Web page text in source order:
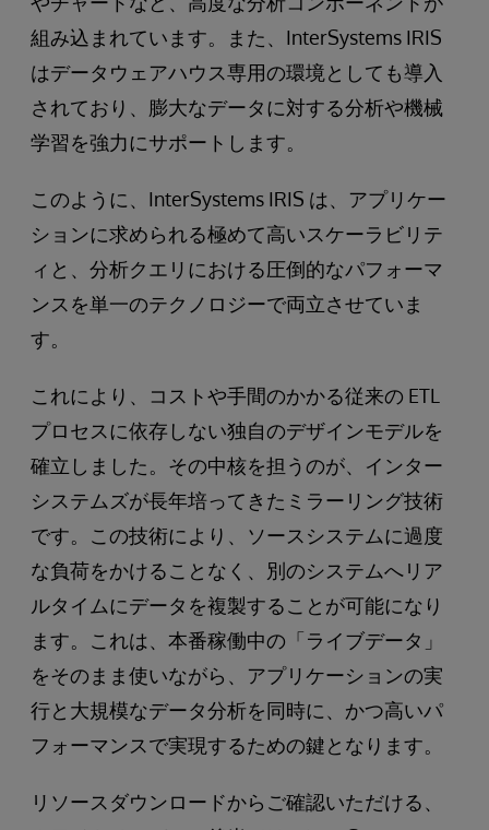
組み込まれています。また、InterSystems IRIS
はデータウェアハウス専用の環境としても導入
されており、膨大なデータに対する分析や機械
学習を強力にサポートします。
このように、InterSystems IRIS は、アプリケー
ションに求められる極めて高いスケーラビリテ
ィと、分析クエリにおける圧倒的なパフォーマ
ンスを単一のテクノロジーで両立させていま
す。
これにより、コストや手間のかかる従来の ETL
プロセスに依存しない独自のデザインモデルを
確立しました。その中核を担うのが、インター
システムズが長年培ってきたミラーリング技術
です。この技術により、ソースシステムに過度
な負荷をかけることなく、別のシステムへリア
ルタイムにデータを複製することが可能になり
ます。これは、本番稼働中の「ライブデータ」
をそのまま使いながら、アプリケーションの実
行と大規模なデータ分析を同時に、かつ高いパ
フォーマンスで実現するための鍵となります。
リソースダウンロードからご確認いただける、